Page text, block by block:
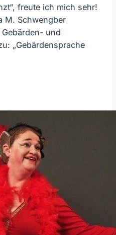
freute ich mich sehr!
M. Schwengber
und
„Gebärdensprache